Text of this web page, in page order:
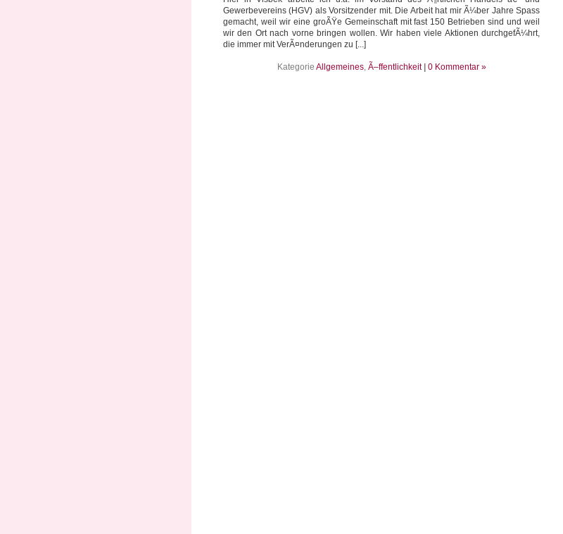
Gewerbevereins (HGV) als Vorsitzender mit. Die Arbeit hat mir Ã¼ber Jahre Spass
gemacht, weil wir eine groÃŸe Gemeinschaft mit fast 150 Betrieben sind und weil
wir den Ort nach vorne bringen wollen. Wir haben viele Aktionen durchgefÃ¼hrt,
die immer mit VerÃ¤nderungen zu [...]
Kategorie Allgemeines, Ã–ffentlichkeit 0 Kommentar »